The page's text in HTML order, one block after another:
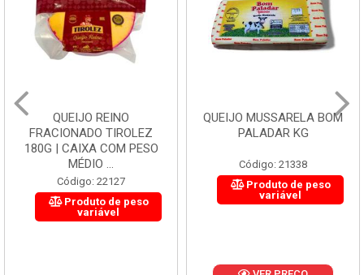
QUEIJO REINO
FRACIONADO TIROLEZ
180G | CAIXA COM PESO
MÉDIO ...
Código: 22127
Produto de peso
variável
QUEIJO MUSSARELA BOM
PALADAR KG
Código: 21338
Produto de peso
variável